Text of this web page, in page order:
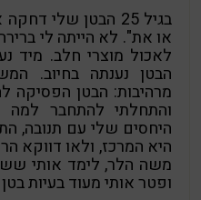
בגיל 25 הבטן שלי
או את". לא הייתה לי
לאכול מוצרי חלב. מיד
הבטן נענתה בחיוב.
מרהיבות: הבטן הפסיקה
והתחלתי להתחבר
היחסים שלי עם תנובה,
היא המרכז, ולאו דווקא
משה הלר, לימד אותי
ופטר אותי מעוד בעיות